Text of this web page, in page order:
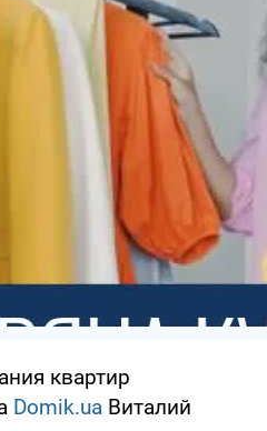
квартир
Domik.ua Виталий